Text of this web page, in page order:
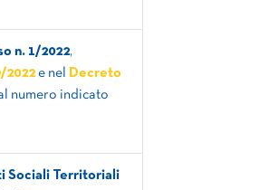
n. 1/2022,
2022 e nel
Decreto
numero indicato
Sociali Territoriali